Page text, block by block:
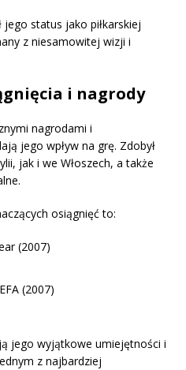
jego status jako piłkarskiej
z niesamowitej wizji i
i nagrody
nagrodami i
jego wpływ na grę. Zdobył
jak i we Włoszech, a także
osiągnięć to:
(2007)
(2007)
jego wyjątkowe umiejętności i
z najbardziej